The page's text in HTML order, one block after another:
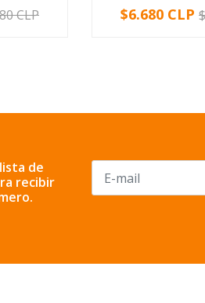
CLP $6.680 CLP
de
recibir